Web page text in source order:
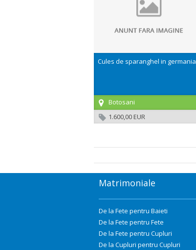
Cules de sparanghel in germania
Botosani
1.600,00 EUR
Matrimoniale
De la Fete pentru Baieti
De la Fete pentru Fete
De la Fete pentru Cupluri
De la Cupluri pentru Cupluri